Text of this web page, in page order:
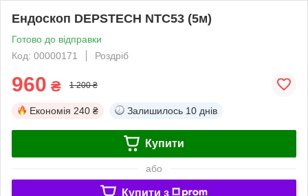
Ендоскоп DEPSTECH NTC53 (5м)
Готово до відправки
Код: 00000171
Роздріб
960 ₴ 1 200 ₴
Економія 240 ₴ Залишилось 10 днів
Купити
або
Купити з